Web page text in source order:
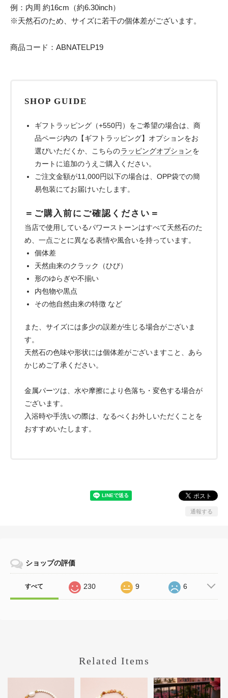
例：内周 約16cm（約6.30inch）
※天然石のため、サイズに若干の個体差がございます。
商品コード：ABNATELP19
SHOP GUIDE
ギフトラッピング（+550円）をご希望の場合は、商
品ページ内の【ギフトラッピング】オプションをお
選びいただくか、こちらのラッピングオプションを
カートに追加のうえご購入ください。
ご注文金額が11,000円以下の場合は、OPP袋での簡
易包装にてお届けいたします。
＝ご購入前にご確認ください＝
当店で使用しているパワーストーンはすべて天然石のた
め、一点ごとに異なる表情や風合いを持っています。
個体差
天然由来のクラック（ひび）
形のゆらぎや不揃い
内包物や黒点
その他自然由来の特徴 など
また、サイズには多少の誤差が生じる場合がございま
す。
天然石の色味や形状には個体差がございますこと、あら
かじめご了承ください。
金属パーツは、水や摩擦により色落ち・変色する場合が
ございます。
入浴時や手洗いの際は、なるべくお外しいただくことを
おすすめいたします。
通報する
ショップの評価
すべて 230 9 6
Related Items